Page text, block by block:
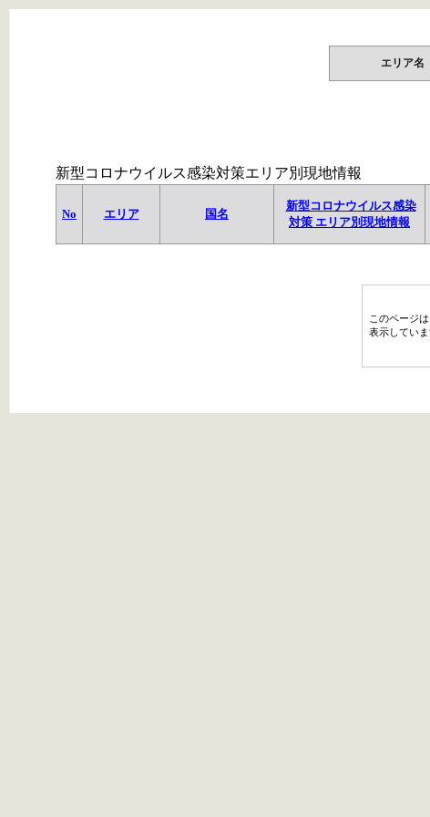
エリア名
新型コロナウイルス感染対策エリア別現地情報
No エリア 国名
新型コロナウイルス感染
対策 エリア別現地情報
このページ
表示していま